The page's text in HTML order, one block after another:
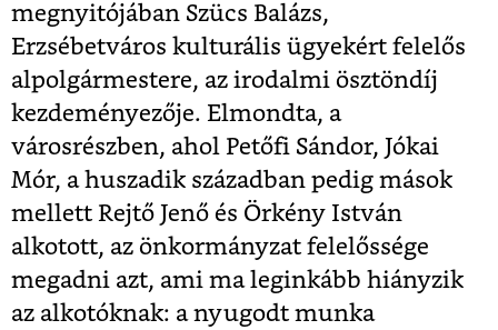
megnyitójában Szücs Balázs,
Erzsébetváros kulturális ügyekért felelős
alpolgármestere, az irodalmi ösztöndíj
kezdeményezője. Elmondta, a
városrészben, ahol Petőfi Sándor, Jókai
Mór, a huszadik században pedig mások
mellett Rejtő Jenő és Örkény István
alkotott, az önkormányzat felelőssége
megadni azt, ami ma leginkább hiányzik
az alkotóknak: a nyugodt munka